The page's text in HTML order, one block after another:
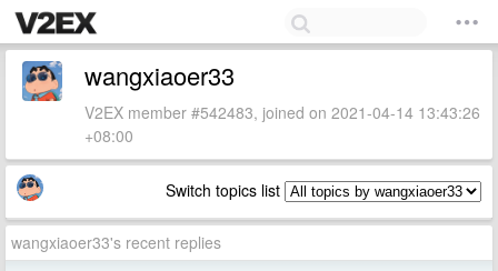
wangxiaoer33
V2EX member #542483, joined on 2021-04-14 13:43:26
+08:00
Switch topics list
wangxiaoer33's recent replies